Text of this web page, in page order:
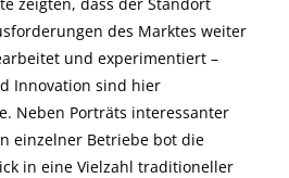
des Marktes weiter
und experimentiert –
Innovation sind hier
Neben Porträts interessanter
einzelner Betriebe bot die
in eine Vielzahl traditioneller